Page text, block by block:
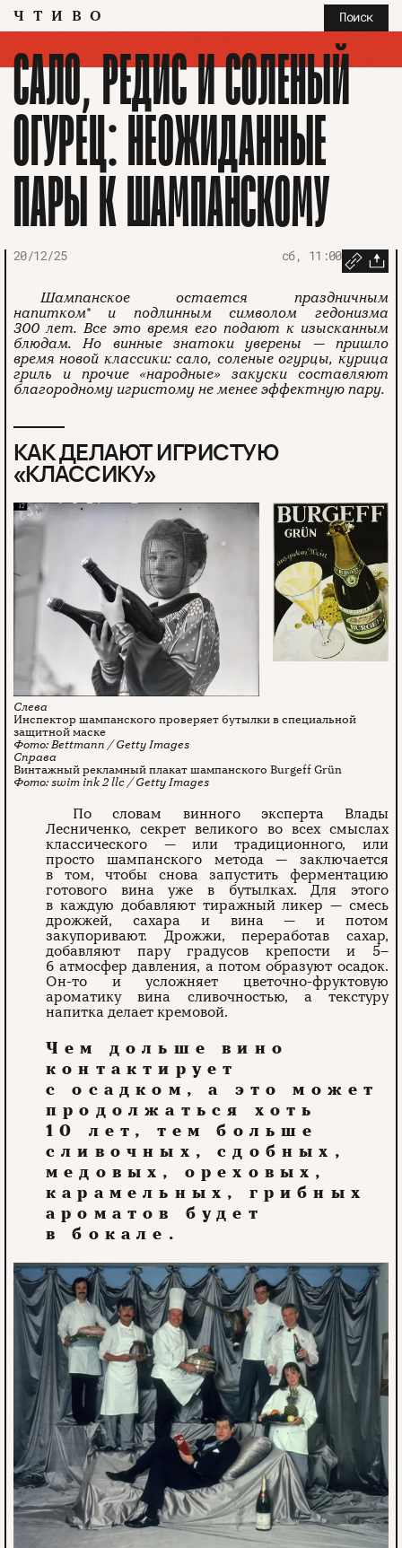
ЧТИВО Поиск
САЛО, РЕДИС И СОЛЕНЫЙ
ОГУРЕЦ: НЕОЖИДАННЫЕ
ПАРЫ К ШАМПАНСКОМУ
20/12/25 сб, 11:00
Шампанское остается праздничным
напитком* и подлинным символом гедонизма
300 лет. Все это время его подают к изысканным
блюдам. Но винные знатоки уверены — пришло
время новой классики: сало, соленые огурцы, курица
гриль и прочие «народные» закуски составляют
благородному игристому не менее эффектную пару.
КАК ДЕЛАЮТ ИГРИСТУЮ
«КЛАССИКУ»
Инспектор шампанского проверяет бутылки в специальной
защитной маске
Bettmann / Getty Images
Винтажный рекламный плакат шампанского Burgeff Grün
swim ink 2 llc / Getty Images
По словам винного эксперта Влады
Лесниченко, секрет великого во всех смыслах
классического — или традиционного, или
просто шампанского метода — заключается
в том, чтобы снова запустить ферментацию
готового вина уже в бутылках. Для этого
в каждую добавляют тиражный ликер — смесь
дрожжей, сахара и вина — и потом
закупоривают. Дрожжи, переработав сахар,
добавляют пару градусов крепости и 5–
6 атмосфер давления, а потом образуют осадок.
Он-то и усложняет цветочно-фруктовую
ароматику вина сливочностью, а текстуру
напитка делает кремовой.
Чем дольше вино
контактирует
с осадком, а это может
продолжаться хоть
10 лет, тем больше
сливочных, сдобных,
медовых, ореховых,
карамельных, грибных
ароматов будет
в бокале.